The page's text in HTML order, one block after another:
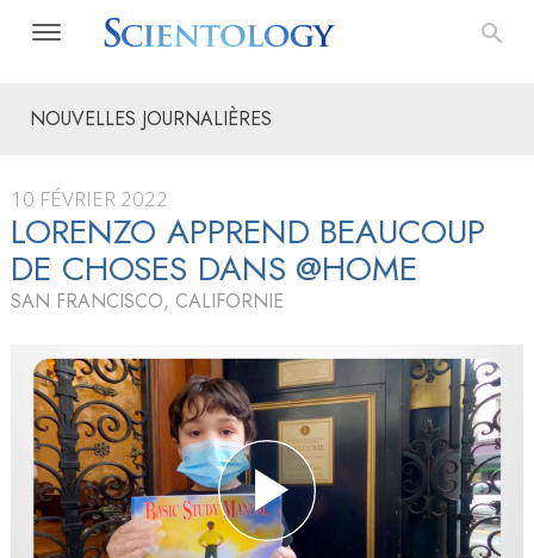
NOUVELLES JOURNALIÈRES
10 FÉVRIER 2022
LORENZO APPREND BEAUCOUP
DE CHOSES DANS @HOME
SAN FRANCISCO, CALIFORNIE